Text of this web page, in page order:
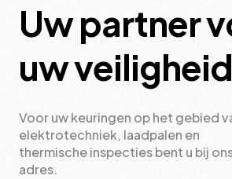
Uw partner
uw veiligheid
Voor uw keuringen op het gebied
elektrotechniek, laadpalen en
thermische inspecties bent u bij
adres.